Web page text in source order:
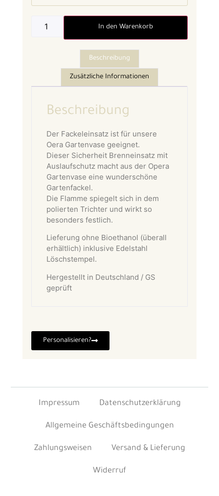
In den Warenkorb
Beschreibung
Zusätzliche Informationen
Beschreibung
Der Fackeleinsatz ist für unsere
Oera Gartenvase geeignet.
Dieser Sicherheit Brenneinsatz mit
Auslaufschutz macht aus der Opera
Gartenvase eine wunderschöne
Gartenfackel.
Die Flamme spiegelt sich in dem
polierten Trichter und wirkt so
besonders festlich.
Lieferung ohne Bioethanol (überall
erhältlich) inklusive Edelstahl
Löschstempel.
Hergestellt in Deutschland / GS
geprüft
Personalisieren?
Impressum Datenschutzerklärung
Allgemeine Geschäftsbedingungen
Zahlungsweisen Versand & Lieferung
Widerruf